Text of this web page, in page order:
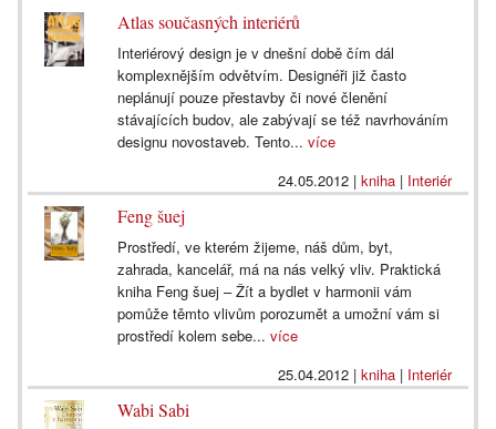
Atlas současných interiérů
Interiérový design je v dnešní době čím dál
komplexnějším odvětvím. Designéři již často
neplánují pouze přestavby či nové členění
stávajících budov, ale zabývají se též navrhováním
designu novostaveb. Tento...více
24.05.2012| kniha| Interiér
Feng šuej
Prostředí, ve kterém žijeme, náš dům, byt,
zahrada, kancelář, má na nás velký vliv. Praktická
kniha Feng šuej – Žít a bydlet v harmonii vám
pomůže těmto vlivům porozumět a umožní vám si
prostředí kolem sebe...více
25.04.2012| kniha| Interiér
Wabi Sabi